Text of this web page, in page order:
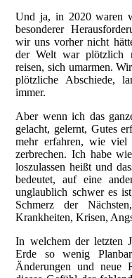
Und ja, in 2020 waren
besonderer
wir uns vorher nicht
der Welt war plötzlich
reisen, sich umarmen.
plötzliche Abschiede,
immer.
Aber wenn ich das
gelacht, gelernt, Gutes
mehr erfahren, wie viel
zerbrechen. Ich habe
loszulassen heißt und
bedeutet, auf eine
unglaublich schwer es
Schmerz der
Krankheiten, Krisen,
In welchem der letzten
Erde so wenig
Änderungen und neue